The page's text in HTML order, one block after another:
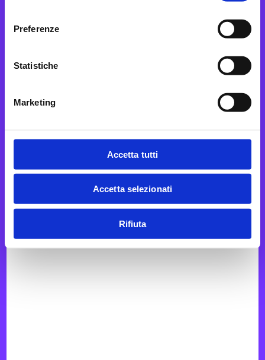
Preferenze
Statistiche
Marketing
Accetta tutti
Accetta selezionati
Rifiuta